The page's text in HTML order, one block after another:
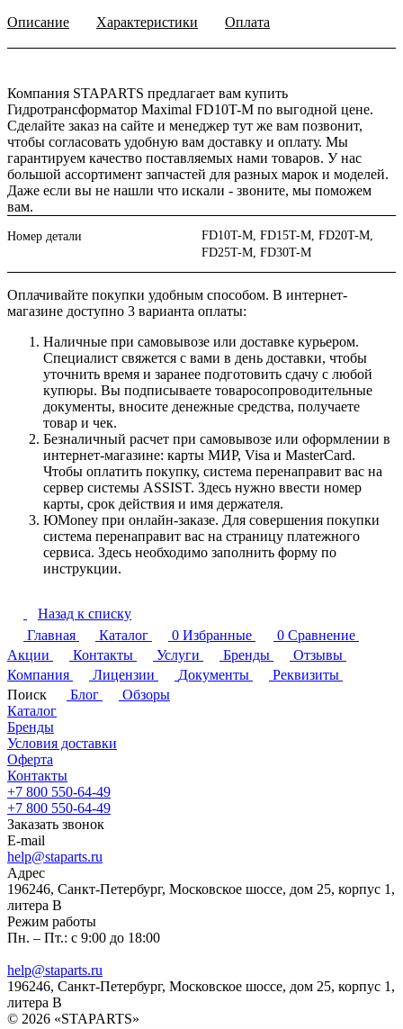
Описание Характеристики Оплата
Компания STAPARTS предлагает вам купить
Гидротрансформатор Maximal FD10T-M по выгодной цене.
Сделайте заказ на сайте и менеджер тут же вам позвонит,
чтобы согласовать удобную вам доставку и оплату. Мы
гарантируем качество поставляемых нами товаров. У нас
большой ассортимент запчастей для разных марок и моделей.
Даже если вы не нашли что искали - звоните, мы поможем
вам.
Номер детали
FD10T-M, FD15T-M, FD20T-M,
FD25T-M, FD30T-M
Оплачивайте покупки удобным способом. В интернет-
магазине доступно 3 варианта оплаты:
Наличные при самовывозе или доставке курьером.
Специалист свяжется с вами в день доставки, чтобы
уточнить время и заранее подготовить сдачу с любой
купюры. Вы подписываете товаросопроводительные
документы, вносите денежные средства, получаете
товар и чек.
Безналичный расчет при самовывозе или оформлении в
интернет-магазине: карты МИР, Visa и MasterCard.
Чтобы оплатить покупку, система перенаправит вас на
сервер системы ASSIST. Здесь нужно ввести номер
карты, срок действия и имя держателя.
ЮMoney при онлайн-заказе. Для совершения покупки
система перенаправит вас на страницу платежного
сервиса. Здесь необходимо заполнить форму по
инструкции.
Назад к списку
Главная
Каталог 0 Избранные 0 Сравнение
Акции
Контакты Услуги Бренды
Отзывы
Компания
Лицензии Документы
Реквизиты
Поиск
Блог
Обзоры
Каталог
Бренды
Условия доставки
Оферта
Контакты
+7 800 550-64-49
+7 800 550-64-49
Заказать звонок
E-mail
help@staparts.ru
Адрес
196246, Санкт-Петербург, Московское шоссе, дом 25, корпус 1,
литера В
Режим работы
Пн. – Пт.: с 9:00 до 18:00
help@staparts.ru
196246, Санкт-Петербург, Московское шоссе, дом 25, корпус 1,
литера В
© 2026 «STAPARTS»